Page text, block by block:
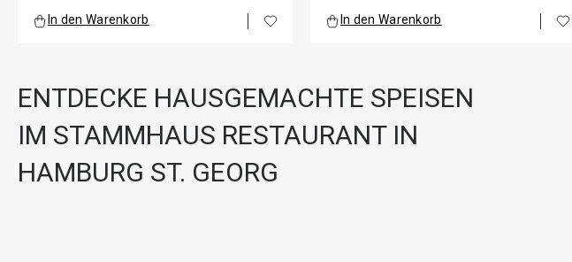
In den Warenkorb In den Warenkorb
ENTDECKE HAUSGEMACHTE SPEISEN
IM STAMMHAUS RESTAURANT IN
HAMBURG ST. GEORG